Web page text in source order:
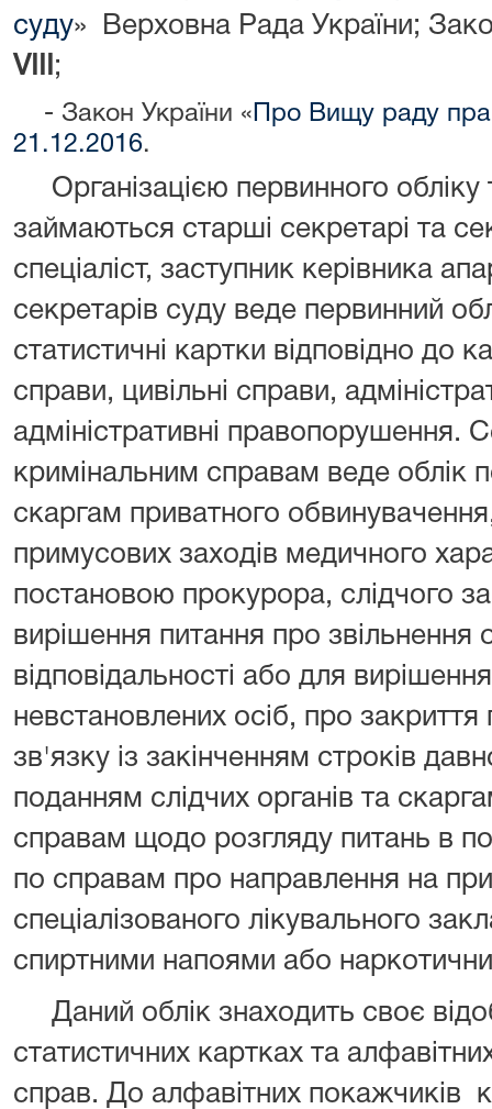
суду» Верховна Рада України;
VIII ;
- Закон України « Про Вищу раду
21.12.2016.
Організацією первинного обліку
займаються старші секретарі та
спеціаліст, заступник керівника
секретарів суду веде первинний
статистичні картки відповідно до
справи, цивільні справи,
адміністративні правопорушення.
кримінальним справам веде облік
скаргам приватного
примусових заходів медичного
постановою прокурора, слідчого
вирішення питання про звільнення
відповідальності або для
невстановлених осіб, про
зв'язку із закінченням строків
поданням слідчих органів та
справам щодо розгляду питань в
по справам про направлення на
спеціалізованого лікувального
спиртними напоями або
Даний облік знаходить своє
статистичних картках та
справ. До алфавітних покажчиків